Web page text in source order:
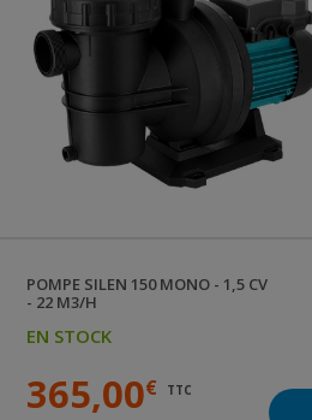
POMPE SILEN 150 MONO - 1,5 CV
- 22 M3/H
EN STOCK
365,00€ TTC